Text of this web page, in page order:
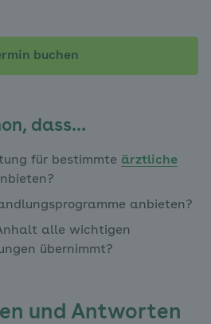
buchen
dass…
für bestimmte ärztliche
anbieten?
alle wichtigen
übernimmt?
und Antworten